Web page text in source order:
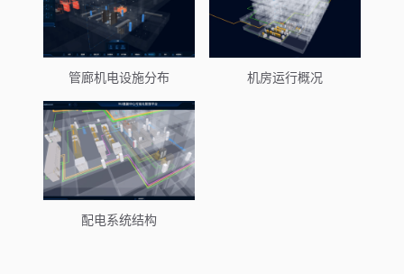
管廊机电设施分布 机房运行概况
配电系统结构